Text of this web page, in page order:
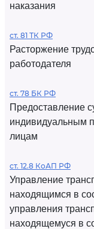
наказания
ст. 81 ТК РФ
Расторжение
работодателя
ст. 78 БК РФ
Предоставление
индивидуальным
лицам
ст. 12.8 КоАП РФ
Управление
находящимся в
управления
находящемуся в